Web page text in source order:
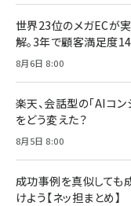
￥
世界23位のメガECが
解。3年で顧客満足度
8月6日 8:00
楽天、会話型の「AIコ
をどう変えた？
8月5日 8:00
成功事例を真似しても
けよう【ネッ担まとめ】